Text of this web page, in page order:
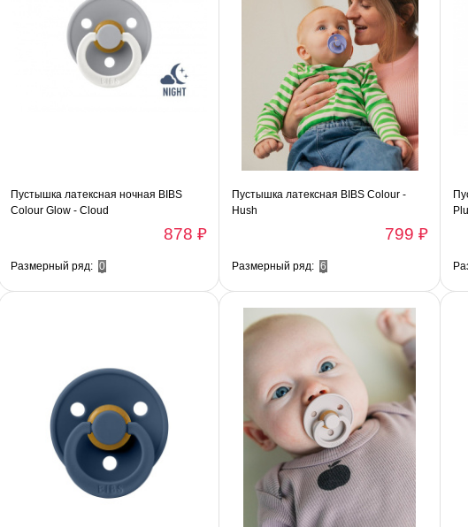
Пустышка латексная ночная BIBS
Colour Glow - Cloud
878 ₽
Размерный ряд: 0
Пустышка латексная BIBS Colour -
Hush
799 ₽
Размерный ряд: 6